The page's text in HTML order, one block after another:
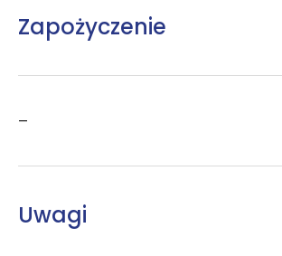
Zapożyczenie
–
Uwagi